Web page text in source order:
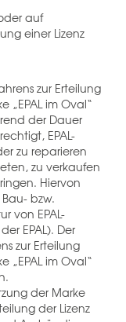
auf
einer Lizenz
zur Erteilung
„EPAL im Oval“
der Dauer
EPAL-
zu reparieren
zu verkaufen
Hiervon
bzw.
von EPAL-
EPAL). Der
zur Erteilung
„EPAL im Oval“
der Marke
der Lizenz